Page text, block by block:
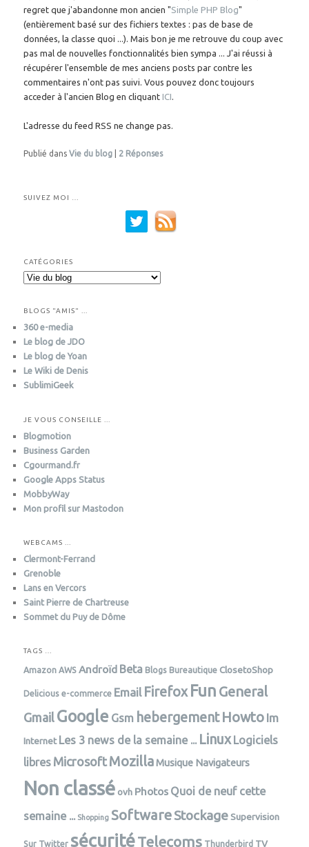
regret que j'abandonne mon ancien "Simple PHP Blog"
(entièrement basé sur des fichiers textes : pas de base de
données, la classe quoi ...). Mais bon je me retrouve du coup avec
pas mal de nouvelles fonctionnalités bien sympa ... J'ai réussi à
récupérer l'ensemble de mes anciens posts par contre les
commentaires n'ont pas suivi. Vous pouvez donc toujours
acceder à l'ancien Blog en cliquantICI.
L'adresse du feed RSS ne change pas.
Publié dans Vie du blog 2 Réponses
SUIVEZ MOI …
CATÉGORIES
C
g
o
r
i
e
BLOGS "AMIS" ...
360 e-media
Le blog de JDO
Le blog de Yoan
Le Wiki de Denis
SublimiGeek
JE VOUS CONSEILLE ...
Blogmotion
Business Garden
Cgourmand.fr
Google Apps Status
MobbyWay
Mon profil sur Mastodon
WEBCAMS ...
Clermont-Ferrand
Grenoble
Lans en Vercors
Saint Pierre de Chartreuse
Sommet du Puy de Dôme
TAGS …
Amazon AWS Androïd Beta Blogs Bureautique ClosetoShop
Delicious e-commerce Email Firefox Fun General
Gmail Google Gsm hebergement Howto Im
Internet Les 3 news de la semaine ... Linux Logiciels
libres MicrosoftMozillaMusique Navigateurs
Non classé ovh Photos Quoi de neuf cette
semaine ... Shopping SoftwareStockageSupervision
Sur Twitter sécuritéTelecoms Thunderbird TV